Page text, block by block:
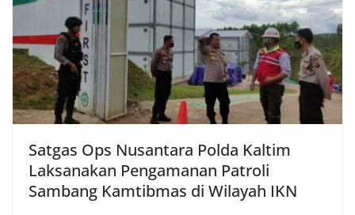
Satgas Ops Nusantara Polda Kaltim
Laksanakan Pengamanan Patroli
Sambang Kamtibmas di Wilayah IKN